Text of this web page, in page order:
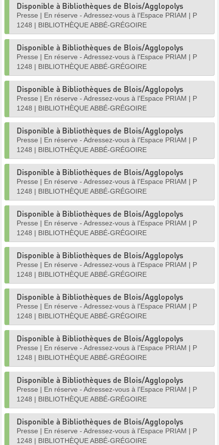
Disponible à Bibliothèques de Blois/Agglopolys
Presse | En réserve - Adressez-vous à l'Espace PRIAM | P
1248 | BIBLIOTHÈQUE ABBÉ-GRÉGOIRE
Disponible à Bibliothèques de Blois/Agglopolys
Presse | En réserve - Adressez-vous à l'Espace PRIAM | P
1248 | BIBLIOTHÈQUE ABBÉ-GRÉGOIRE
Disponible à Bibliothèques de Blois/Agglopolys
Presse | En réserve - Adressez-vous à l'Espace PRIAM | P
1248 | BIBLIOTHÈQUE ABBÉ-GRÉGOIRE
Disponible à Bibliothèques de Blois/Agglopolys
Presse | En réserve - Adressez-vous à l'Espace PRIAM | P
1248 | BIBLIOTHÈQUE ABBÉ-GRÉGOIRE
Disponible à Bibliothèques de Blois/Agglopolys
Presse | En réserve - Adressez-vous à l'Espace PRIAM | P
1248 | BIBLIOTHÈQUE ABBÉ-GRÉGOIRE
Disponible à Bibliothèques de Blois/Agglopolys
Presse | En réserve - Adressez-vous à l'Espace PRIAM | P
1248 | BIBLIOTHÈQUE ABBÉ-GRÉGOIRE
Disponible à Bibliothèques de Blois/Agglopolys
Presse | En réserve - Adressez-vous à l'Espace PRIAM | P
1248 | BIBLIOTHÈQUE ABBÉ-GRÉGOIRE
Disponible à Bibliothèques de Blois/Agglopolys
Presse | En réserve - Adressez-vous à l'Espace PRIAM | P
1248 | BIBLIOTHÈQUE ABBÉ-GRÉGOIRE
Disponible à Bibliothèques de Blois/Agglopolys
Presse | En réserve - Adressez-vous à l'Espace PRIAM | P
1248 | BIBLIOTHÈQUE ABBÉ-GRÉGOIRE
Disponible à Bibliothèques de Blois/Agglopolys
Presse | En réserve - Adressez-vous à l'Espace PRIAM | P
1248 | BIBLIOTHÈQUE ABBÉ-GRÉGOIRE
Disponible à Bibliothèques de Blois/Agglopolys
Presse | En réserve - Adressez-vous à l'Espace PRIAM | P
1248 | BIBLIOTHÈQUE ABBÉ-GRÉGOIRE